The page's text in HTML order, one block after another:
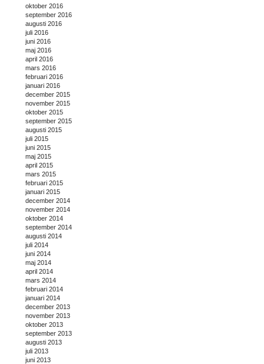
oktober 2016
september 2016
augusti 2016
juli 2016
juni 2016
maj 2016
april 2016
mars 2016
februari 2016
januari 2016
december 2015
november 2015
oktober 2015
september 2015
augusti 2015
juli 2015
juni 2015
maj 2015
april 2015
mars 2015
februari 2015
januari 2015
december 2014
november 2014
oktober 2014
september 2014
augusti 2014
juli 2014
juni 2014
maj 2014
april 2014
mars 2014
februari 2014
januari 2014
december 2013
november 2013
oktober 2013
september 2013
augusti 2013
juli 2013
juni 2013